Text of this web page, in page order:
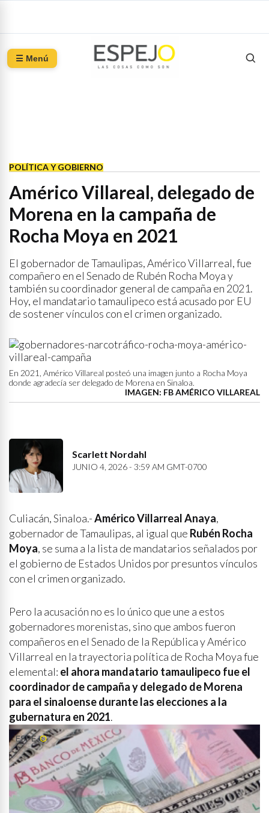
☰ Menú
POLÍTICA Y GOBIERNO
Américo Villareal, delegado de
Morena en la campaña de
Rocha Moya en 2021
El gobernador de Tamaulipas, Américo Villarreal, fue
compañero en el Senado de Rubén Rocha Moya y
también su coordinador general de campaña en 2021.
Hoy, el mandatario tamaulipeco está acusado por EU
de sostener vínculos con el crimen organizado.
En 2021, Américo Villareal posteó una imagen junto a Rocha Moya
donde agradecía ser delegado de Morena en Sinaloa.
IMAGEN: FB AMÉRICO VILLAREAL
Scarlett Nordahl
JUNIO 4, 2026 - 3:59 AM GMT-0700
Culiacán, Sinaloa.-Américo Villarreal Anaya,
gobernador de Tamaulipas, al igual que Rubén Rocha
Moya, se suma a la lista de mandatarios señalados por
el gobierno de Estados Unidos por presuntos vínculos
con el crimen organizado.
Pero la acusación no es lo único que une a estos
gobernadores morenistas, sino que ambos fueron
compañeros en el Senado de la República y Américo
Villarreal en la trayectoria política de Rocha Moya fue
elemental: el ahora mandatario tamaulipeco fue el
coordinador de campaña y delegado de Morena
para el sinaloense durante las elecciones a la
gubernatura en 2021.